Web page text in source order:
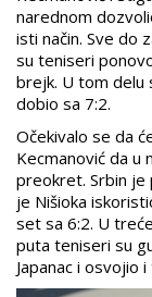
narednom
isti način. Sve do
su teniseri
brejk. U tom delu
dobio sa 7:2.
Očekivalo se da
Kecmanović da u
preokret. Srbin je
je Nišioka
set sa 6:2. U
puta teniseri su
Japanac i osvojio